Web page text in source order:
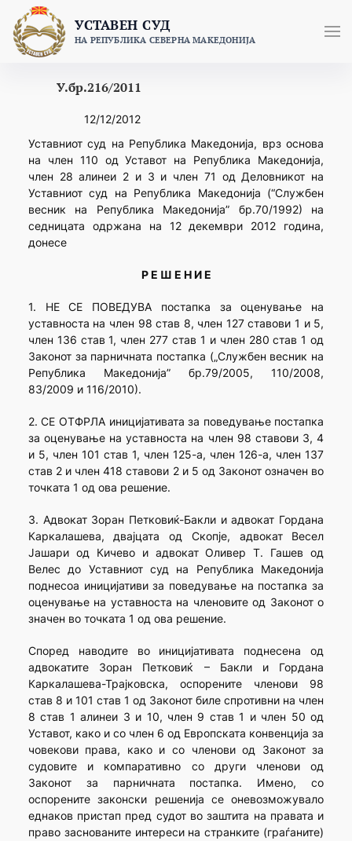
content
УСТАВЕН СУД
НА РЕПУБЛИКА СЕВЕРНА МАКЕДОНИЈА
У.бр.216/2011
12/12/2012
Уставниот суд на Република Македонија, врз основа
на член 110 од Уставот на Република Македонија,
член 28 алинеи 2 и 3 и член 71 од Деловникот на
Уставниот суд на Република Македонија (“Службен
весник на Република Македонија” бр.70/1992) на
седницата одржана на 12 декември 2012 година,
донесе
Р Е Ш Е Н И Е
1. НЕ СЕ ПОВЕДУВА постапка за оценување на
уставноста на член 98 став 8, член 127 ставови 1 и 5,
член 136 став 1, член 277 став 1 и член 280 став 1 од
Законот за парничната постапка („Службен весник на
Република Македонија” бр.79/2005, 110/2008,
83/2009 и 116/2010).
2. СЕ ОТФРЛА иницијативата за поведување постапка
за оценување на уставноста на член 98 ставови 3, 4
и 5, член 101 став 1, член 125-а, член 126-а, член 137
став 2 и член 418 ставови 2 и 5 од Законот означен во
точката 1 од ова решение.
3. Адвокат Зоран Петковиќ-Бакли и адвокат Гордана
Каркалашева, двајцата од Скопје, адвокат Весел
Јашари од Кичево и адвокат Оливер Т. Гашев од
Велес до Уставниот суд на Република Македонија
поднесоа иницијативи за поведување на постапка за
оценување на уставноста на членовите од Законот о
значен во точката 1 од ова решение.
Според наводите во иницијативата поднесена од
адвокатите Зоран Петковиќ – Бакли и Гордана
Каркалашева-Трајковска, оспорените членови 98
став 8 и 101 став 1 од Законот биле спротивни на член
8 став 1 алинеи 3 и 10, член 9 став 1 и член 50 од
Уставот, како и со член 6 од Европската конвенција за
човекови права, како и со членови од Законот за
судовите и компаративно со други членови од
Законот за парничната постапка. Имено, со
оспорените законски решенија се оневозможувало
еднаков пристап пред судот во заштита на правата и
право заснованите интереси на странките (граѓаните)